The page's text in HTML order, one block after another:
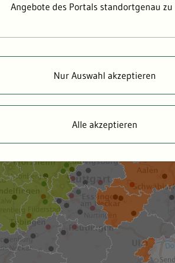
Angebote des Portals standortgenau
Nur Auswahl akzeptieren
Alle akzeptieren